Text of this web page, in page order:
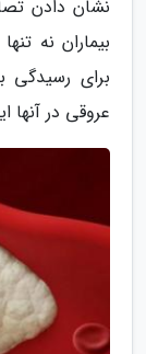
نشان دادن
بیماران نه
برای رسیدگی
عروقی در آنها